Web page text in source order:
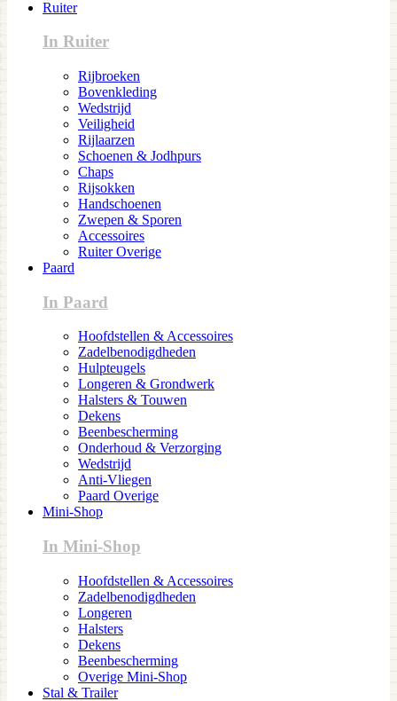
Ruiter
In Ruiter
Rijbroeken
Bovenkleding
Wedstrijd
Veiligheid
Rijlaarzen
Schoenen & Jodhpurs
Chaps
Rijsokken
Handschoenen
Zwepen & Sporen
Accessoires
Ruiter Overige
Paard
In Paard
Hoofdstellen & Accessoires
Zadelbenodigdheden
Hulpteugels
Longeren & Grondwerk
Halsters & Touwen
Dekens
Beenbescherming
Onderhoud & Verzorging
Wedstrijd
Anti-Vliegen
Paard Overige
Mini-Shop
In Mini-Shop
Hoofdstellen & Accessoires
Zadelbenodigdheden
Longeren
Halsters
Dekens
Beenbescherming
Overige Mini-Shop
Stal & Trailer